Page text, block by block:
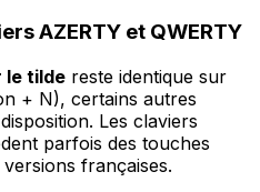
AZERTY et QWERTY
le tilde reste identique sur
+ N), certains autres
Les claviers
parfois des touches
françaises.